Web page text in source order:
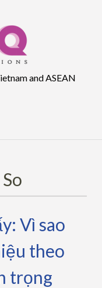
and ASEAN
Vì sao
theo
trọng